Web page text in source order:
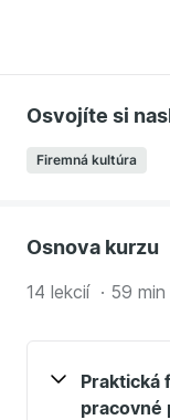
Včas
Nastaviť
Riešiť
namiesto ich
výhodu
kultúru, ktorá
Osvojíte si
Firemná kultúra
Osnova kurzu
14 lekcií · 59 min
Praktická
pracovné